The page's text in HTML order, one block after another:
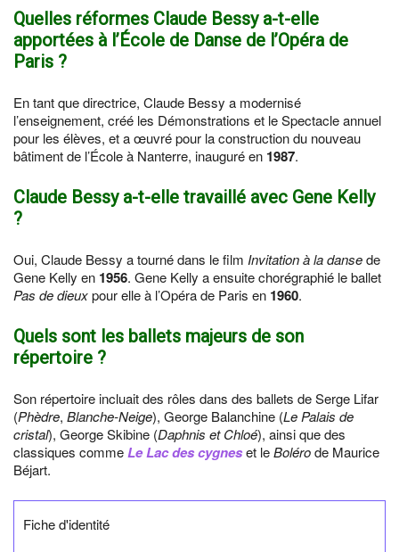
Quelles réformes Claude Bessy a-t-elle
apportées à l’École de Danse de l’Opéra de
Paris ?
En tant que directrice, Claude Bessy a modernisé
l’enseignement, créé les Démonstrations et le Spectacle annuel
pour les élèves, et a œuvré pour la construction du nouveau
bâtiment de l’École à Nanterre, inauguré en 1987.
Claude Bessy a-t-elle travaillé avec Gene Kelly
?
Oui, Claude Bessy a tourné dans le film Invitation à la dansede
Gene Kelly en 1956. Gene Kelly a ensuite chorégraphié le ballet
Pas de dieuxpour elle à l’Opéra de Paris en 1960.
Quels sont les ballets majeurs de son
répertoire ?
Son répertoire incluait des rôles dans des ballets de Serge Lifar
(Phèdre, Blanche-Neige), George Balanchine (Le Palais de
cristal), George Skibine (Daphnis et Chloé), ainsi que des
classiques commeLe Lac des cygneset leBolérode Maurice
Béjart.
Fiche d'identité